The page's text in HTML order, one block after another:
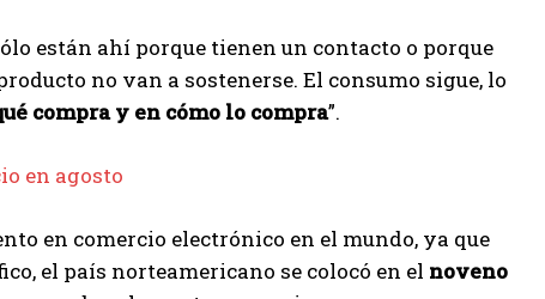
están ahí porque tienen un contacto o porque
no van a sostenerse. El consumo sigue, lo
compra y en cómo lo compra”.
en agosto
en comercio electrónico en el mundo, ya que
el país norteamericano se colocó en el noveno